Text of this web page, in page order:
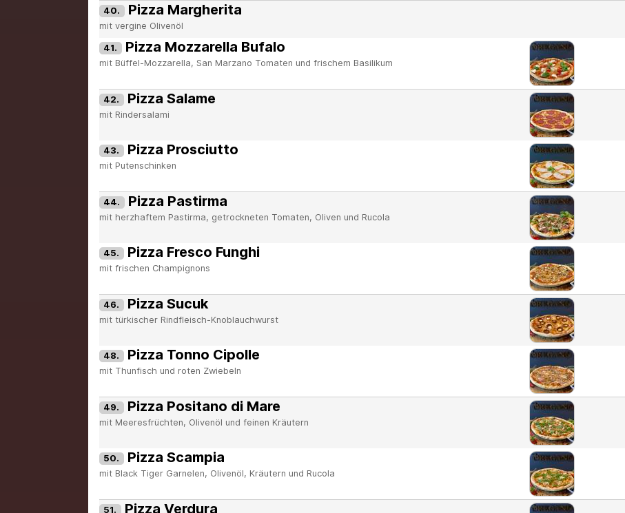
40. Pizza Margherita
mit vergine Olivenöl
41. Pizza Mozzarella Bufalo
mit Büffel-Mozzarella, San Marzano Tomaten und frischem Basilikum
42. Pizza Salame
mit Rindersalami
43. Pizza Prosciutto
mit Putenschinken
44. Pizza Pastirma
mit herzhaftem Pastirma, getrockneten Tomaten, Oliven und Rucola
45. Pizza Fresco Funghi
mit frischen Champignons
46. Pizza Sucuk
mit türkischer Rindfleisch-Knoblauchwurst
48. Pizza Tonno Cipolle
mit Thunfisch und roten Zwiebeln
49. Pizza Positano di Mare
mit Meeresfrüchten, Olivenöl und feinen Kräutern
50. Pizza Scampia
mit Black Tiger Garnelen, Olivenöl, Kräutern und Rucola
51. Pizza Verdura